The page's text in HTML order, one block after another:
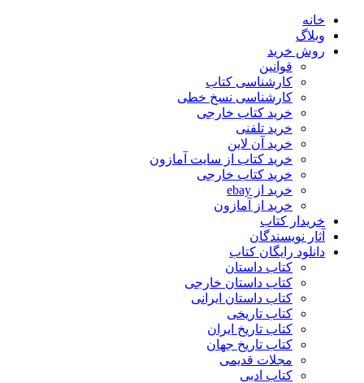
خانه
وبلاگ
روش خرید
قوانین
کارشناسی کتاب
کارشناسی نسخ خطی
خرید کتاب خارجی
خرید تلفنی
خرید آن لاین
خرید کتاب از سایت آمازون
خرید کتاب خارجی
خرید از ebay
خرید از آمازون
خریدار کتاب
آثار نویسندگان
دانلود رایگان کتاب
کتاب داستان
کتاب داستان خارجی
کتاب داستان ایرانی
کتاب تاریخی
کتاب تاریخ ایران
کتاب تاریخ جهان
مجلات قدیمی
کتاب ادبی